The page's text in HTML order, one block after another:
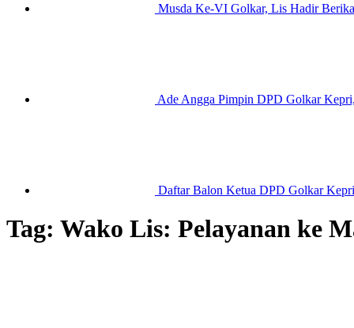
Musda Ke-VI Golkar, Lis Hadir
Ade Angga Pimpin DPD Golkar
Daftar Balon Ketua DPD Golkar
Tag: Wako Lis: Pelayanan ke